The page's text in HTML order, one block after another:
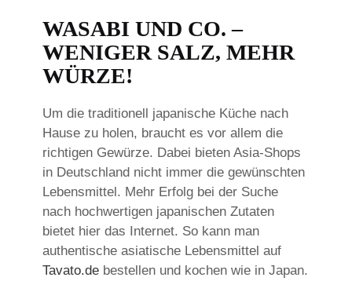
WASABI UND CO. –
WENIGER SALZ, MEHR
WÜRZE!
Um die traditionell japanische Küche nach
Hause zu holen, braucht es vor allem die
richtigen Gewürze. Dabei bieten Asia-Shops
in Deutschland nicht immer die gewünschten
Lebensmittel. Mehr Erfolg bei der Suche
nach hochwertigen japanischen Zutaten
bietet hier das Internet. So kann man
authentische asiatische Lebensmittel auf
Tavato.de bestellen und kochen wie in Japan.